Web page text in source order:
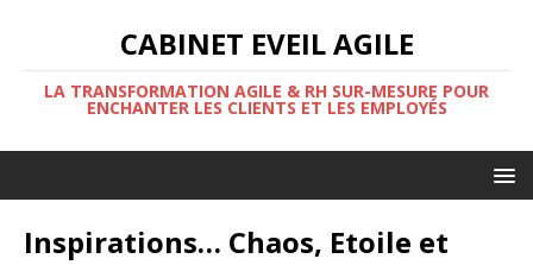
CABINET EVEIL AGILE
LA TRANSFORMATION AGILE & RH SUR-MESURE POUR
ENCHANTER LES CLIENTS ET LES EMPLOYÉS
Inspirations… Chaos, Etoile et